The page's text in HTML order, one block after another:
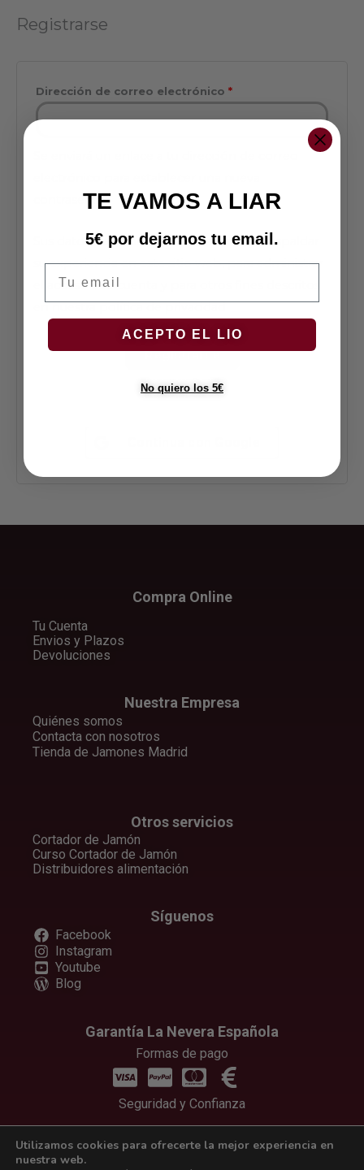
Registrarse
Dirección de correo electrónico *
contraseña.
Sus datos personales se utilizarán para respaldar
su experiencia en este sitio web, para administrar
el acceso a su cuenta y para otros fines descritos
en nuestrapolítica de privacidad
Registrarse
- O -
Compra Online
Tu Cuenta
Envios y Plazos
Devoluciones
Nuestra Empresa
Quiénes somos
Contacta con nosotros
Tienda de Jamones Madrid
Otros servicios
Cortador de Jamón
Curso Cortador de Jamón
Distribuidores alimentación
Síguenos
Facebook
Instagram
Youtube
Blog
Garantía La Nevera Española
Formas de pago
Seguridad y Confianza
Copyright © 2025 Carnes propias de Extremadura S.L.
Utilizamos cookies para ofrecerte la mejor experiencia en
nuestra web.
TE VAMOS A LIAR
5€ por dejarnos tu email.
ACEPTO EL LIO
No quiero los 5€